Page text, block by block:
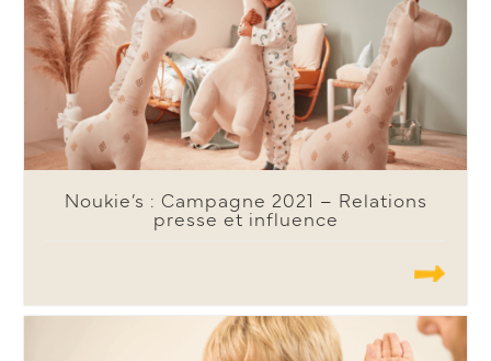
Noukie’s : Campagne 2021 – Relations
presse et influence
.......